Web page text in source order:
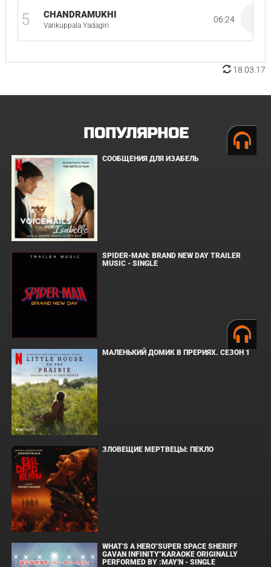
5 CHANDRAMUKHI
Varikuppala Yadagiri
06:24
18.03.17
ПОПУЛЯРНОЕ
СООБЩЕНИЯ ДЛЯ ИЗАБЕЛЬ
SPIDER-MAN: BRAND NEW DAY TRAILER
MUSIC - SINGLE
МАЛЕНЬКИЙ ДОМИК В ПРЕРИЯХ. СЕЗОН 1
ЗЛОВЕЩИЕ МЕРТВЕЦЫ: ПЕКЛО
WHAT'S A HERO"SUPER SPACE SHERIFF
GAVAN INFINITY"KARAOKE ORIGINALLY
PERFORMED BY :MAY'N - SINGLE